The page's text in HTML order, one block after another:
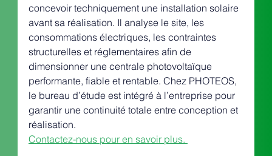
concevoir techniquement une installation solaire
avant sa réalisation. Il analyse le site, les
consommations électriques, les contraintes
structurelles et réglementaires afin de
dimensionner une centrale photovoltaïque
performante, fiable et rentable. Chez PHOTEOS,
le bureau d’étude est intégré à l’entreprise pour
garantir une continuité totale entre conception et
réalisation.
Contactez-nous pour en savoir plus.